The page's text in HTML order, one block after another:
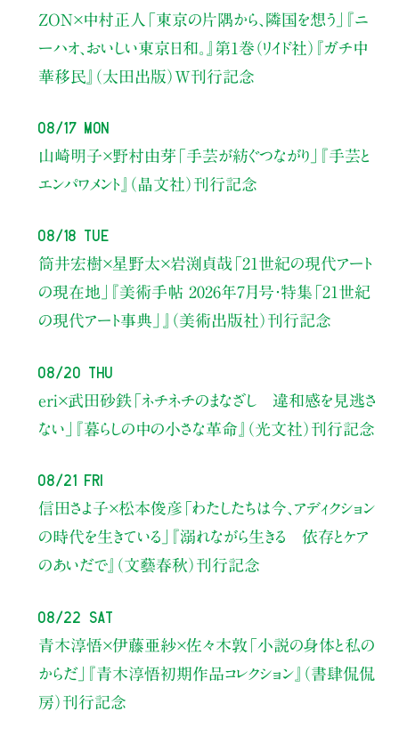
ZON×中村正人 「東京の片隅から、隣国を想う」
『ニ
ーハオ、おいしい東京日和。』第1巻（リイド社） 『ガチ中
華移民』（太田出版）W刊行記念
08/17 Mon
山崎明子×野村由芽 「手芸が紡ぐつながり」
『手芸と
エンパワメント』（晶文社）刊行記念
08/18 Tue
筒井宏樹×星野太×岩渕貞哉 「21世紀の現代アート
の現在地」
『美術手帖 2026年7月号・特集「21世紀
の現代アート事典」』（美術出版社）刊行記念
08/20 Thu
eri×武田砂鉄「ネチネチのまなざし 違和感を見逃さ
ない」
『暮らしの中の小さな革命』（光文社）刊行記念
08/21 Fri
信田さよ子×松本俊彦 「わたしたちは今、アディクション
の時代を生きている」
『溺れながら生きる 依存とケア
のあいだで』（文藝春秋）刊行記念
08/22 Sat
青木淳悟×伊藤亜紗×佐々木敦 「小説の身体と私の
からだ」
『青木淳悟初期作品コレクション』（書肆侃侃
房）刊行記念